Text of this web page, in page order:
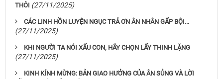
THÔI (27/11/2025)
CÁC LINH HỒN LUYỆN NGỤC TRẢ ƠN ÂN NHÂN GẤP BỘI...
(27/11/2025)
KHI NGƯỜI TA NÓI XẤU CON, HÃY CHỌN LẤY THINH LẶNG
(27/11/2025)
KINH KÍNH MỪNG: BẢN GIAO HƯỞNG CỦA ÂN SỦNG VÀ LỜI